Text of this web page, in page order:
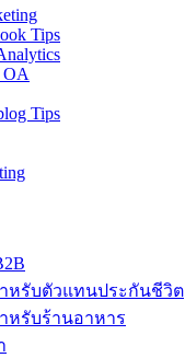
Tips
Tips
หรับตัวแทนประกันชีวิต
หรับร้านอาหาร